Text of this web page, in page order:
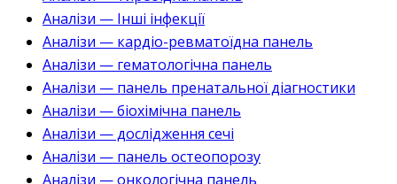
Аналізи — Інші інфекції
Аналізи — кардіо-ревматоїдна панель
Аналізи — гематологічна панель
Аналізи — панель пренатальної діагностики
Аналізи — біохімічна панель
Аналізи — дослідження сечі
Аналізи — панель остеопорозу
Аналізи — онкологічна панель